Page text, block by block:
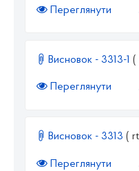
Переглянути
Висновок - 3313-1 (
Переглянути
Висновок - 3313 (
Переглянути